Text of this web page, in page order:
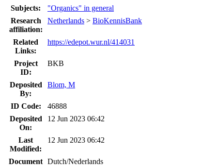
Subjects:
"Organics" in general
Research
affiliation:
Netherlands > BioKennisBank
Related
Links:
https://edepot.wur.nl/414031
Project
ID:
BKB
Deposited
By:
Blom, M
ID Code:
46888
Deposited
On:
12 Jun 2023 06:42
Last
Modified:
12 Jun 2023 06:42
Document Dutch/Nederlands